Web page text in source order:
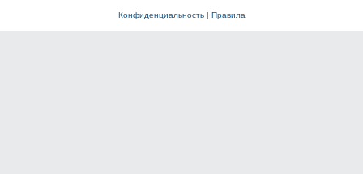
Конфиденциальность| Правила